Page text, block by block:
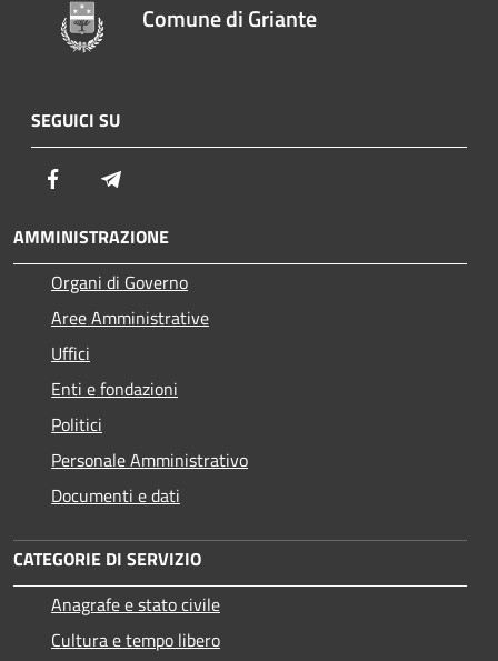
Comune di Griante
SEGUICI SU
Facebook
AMMINISTRAZIONE
Organi di Governo
Aree Amministrative
Uffici
Enti e fondazioni
Politici
Personale Amministrativo
Documenti e dati
CATEGORIE DI SERVIZIO
Anagrafe e stato civile
Cultura e tempo libero